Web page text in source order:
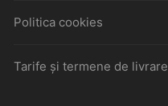
Politica cookies
Tarife și termene de livrare